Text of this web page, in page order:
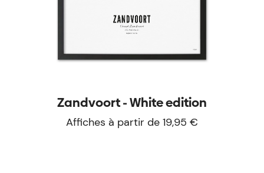
Zandvoort - White edition
Affiches à partir de 19,95 €